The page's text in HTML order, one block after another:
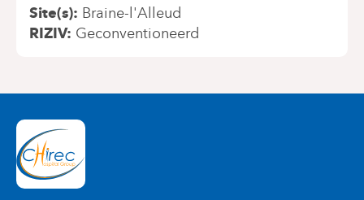
Site(s) Braine-l'Alleud
RIZIV Geconventioneerd